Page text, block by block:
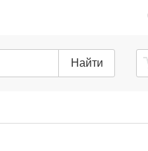
Найти